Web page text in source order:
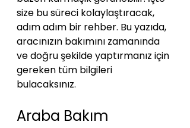
size bu süreci kolaylaştıracak,
adım adım bir rehber. Bu yazıda,
aracınızın bakımını zamanında
ve doğru şekilde yaptırmanız için
gereken tüm bilgileri
bulacaksınız.
Araba Bakım